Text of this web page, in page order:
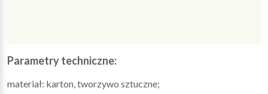
Parametry techniczne:
materiał: karton, tworzywo sztuczne;